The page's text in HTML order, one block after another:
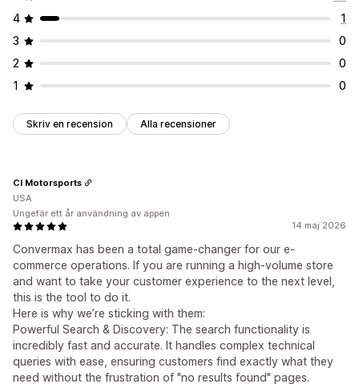
4
1
3
0
2
0
1
0
Skriv en recension Alla recensioner
14 maj 2026
Convermax has been a total game-changer for our e-
commerce operations. If you are running a high-volume store
and want to take your customer experience to the next level,
this is the tool to do it.
Here is why we’re sticking with them:
Powerful Search & Discovery: The search functionality is
incredibly fast and accurate. It handles complex technical
queries with ease, ensuring customers find exactly what they
need without the frustration of "no results found" pages.
CI Motorsports
USA
Ungefär ett år användning av appen